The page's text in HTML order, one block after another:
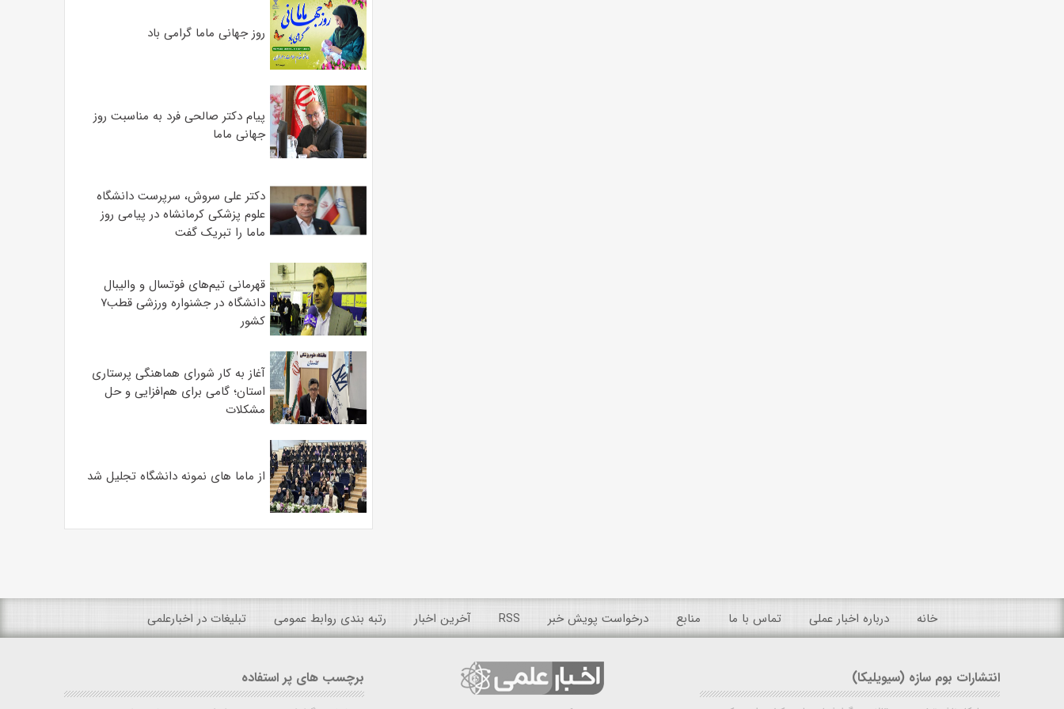
روز جهانی ماما گرامی باد
پیام دکتر صالحی فرد به مناسبت روز
جهانی ماما
دکتر علی سروش، سرپرست دانشگاه
علوم پزشکی کرمانشاه در پیامی روز
ماما را تبریک گفت
قهرمانی تیم‌های فوتسال و والیبال
دانشگاه در جشنواره ورزشی قطب۷
کشور
آغاز به کار شورای هماهنگی پرستاری
استان؛ گامی برای هم‌افزایی و حل
مشکلات
از ماما های نمونه دانشگاه تجلیل شد
خانه درباره اخبار عملی تماس با ما منابع درخواست پویش خبر RSS آخرین اخبار رتبه بندی روابط عمومی تبلیغات در اخبارعلمی
انتشارات بوم سازه (سیویلیکا) برچسب های پر استفاده